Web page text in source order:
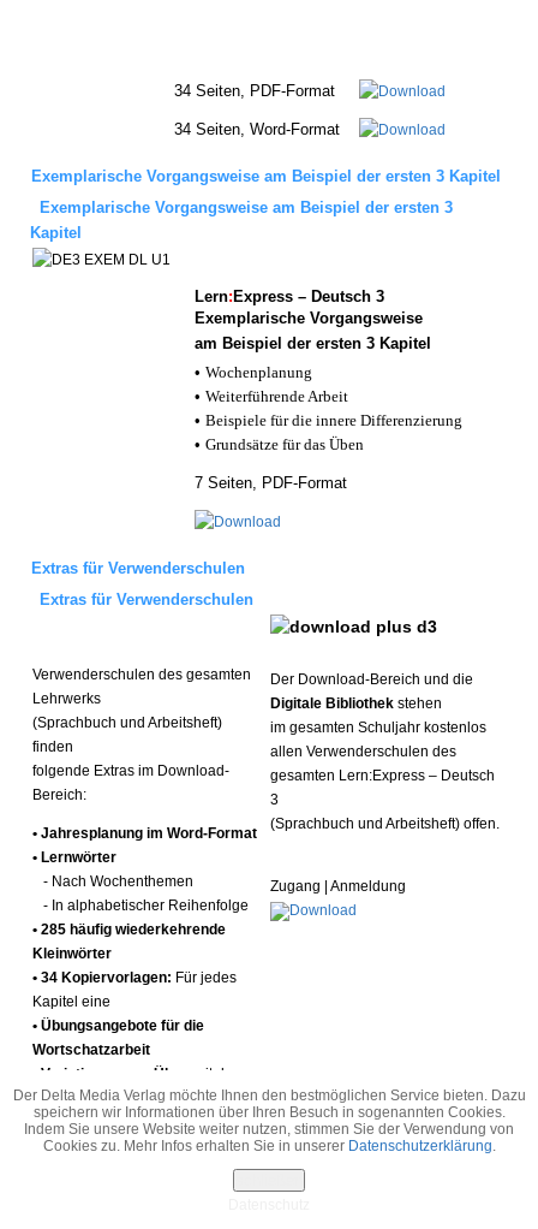
34 Seiten, PDF-Format
34 Seiten, Word-Format
Exemplarische Vorgangsweise am Beispiel der ersten 3 Kapitel
Exemplarische Vorgangsweise am Beispiel der ersten 3
Kapitel
Lern: Express – Deutsch 3
Exemplarische Vorgangsweise
am Beispiel der ersten 3 Kapitel
• Wochenplanung
• Weiterführende Arbeit
• Beispiele für die innere Differenzierung
• Grundsätze für das Üben
7 Seiten, PDF-Format
Extras für Verwenderschulen
Extras für Verwenderschulen
Verwenderschulen des gesamten
Lehrwerks
(Sprachbuch und Arbeitsheft)
finden
folgende Extras im Download-
Bereich:
• Jahresplanung im Word-Format
• Lernwörter
- Nach Wochenthemen
- In alphabetischer Reihenfolge
• 285 häufig wiederkehrende
Kleinwörter
• 34 Kopiervorlagen: Für jedes
Kapitel eine
• Übungsangebote für die
Wortschatzarbeit
Variationen zum Üben
mit den
Bildtafeln
bzw. den dazugehörigen
Wortlisten
• Alle Bildtafeln des Wörterhefts
Der Download-Bereich und die
Digitale Bibliothek stehen
im gesamten Schuljahr kostenlos
allen Verwenderschulen des
gesamten Lern:Express – Deutsch
3
(Sprachbuch und Arbeitsheft) offen.
Zugang | Anmeldung
Der Delta Media Verlag möchte Ihnen den bestmöglichen Service bieten. Dazu
speichern wir Informationen über Ihren Besuch in sogenannten Cookies.
Indem Sie unsere Website weiter nutzen, stimmen Sie der Verwendung von
Cookies zu. Mehr Infos erhalten Sie in unserer Datenschutzerklärung.